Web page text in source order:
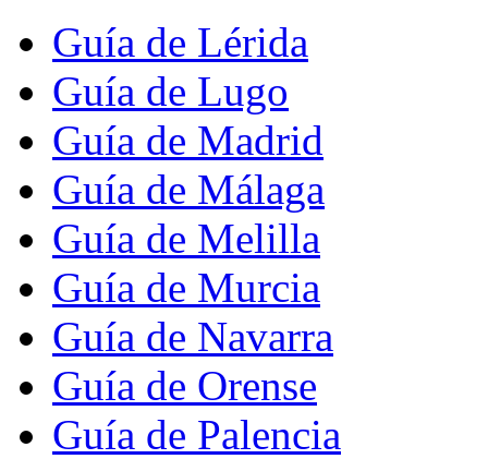
Guía de Lérida
Guía de Lugo
Guía de Madrid
Guía de Málaga
Guía de Melilla
Guía de Murcia
Guía de Navarra
Guía de Orense
Guía de Palencia